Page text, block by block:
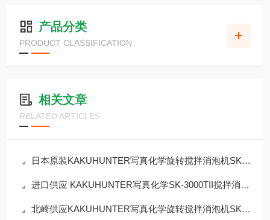
产品分类
PRODUCT CLASSIFICATION
相关文章
RELATED ARTICLES
日本原装KAKUHUNTER写真化学旋转搅拌消泡机SK-1100TV/TVSIII
进口供应 KAKUHUNTER写真化学SK-3000TII搅拌消泡机
北崎供应KAKUHUNTER写真化学旋转搅拌消泡机SK-MP12T